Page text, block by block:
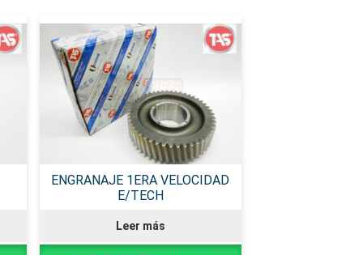
ENGRANAJE 1ERA VELOCIDAD
E/TECH
Leer más